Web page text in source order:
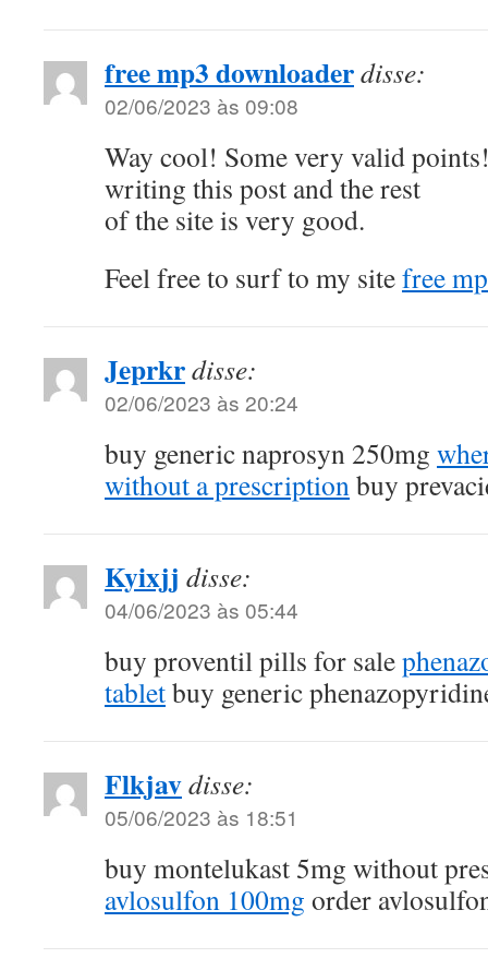
free mp3 downloaderdisse:
02/06/2023 às 09:08
Way cool! Some very valid
writing this post and the rest
of the site is very good.
Feel free to surf to my sitefree
Jeprkrdisse:
02/06/2023 às 20:24
buy generic naprosyn 250mg
without a prescriptionbuy
Kyixjj disse:
04/06/2023 às 05:44
buy proventil pills for sale
tabletbuy generic
Flkjavdisse:
05/06/2023 às 18:51
buy montelukast 5mg without
avlosulfon 100mg order